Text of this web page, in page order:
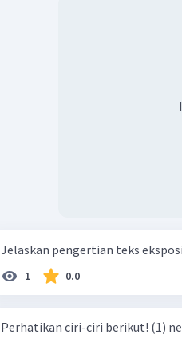
Jelaskan pengertian teks
1 0.0
Perhatikan ciri-ciri berikut! (1) netral (2) fiktif (3) objektif Yang